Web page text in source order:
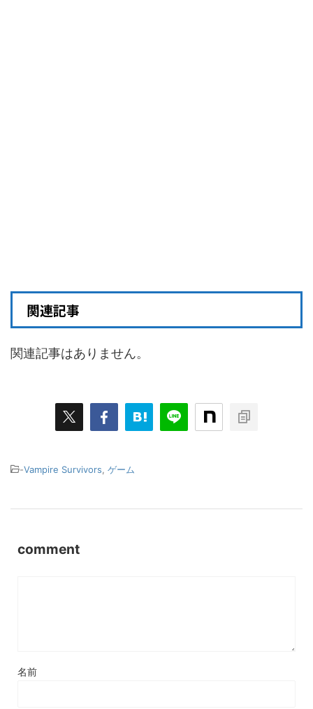
関連記事
関連記事はありません。
-Vampire Survivors ゲーム
comment
名前